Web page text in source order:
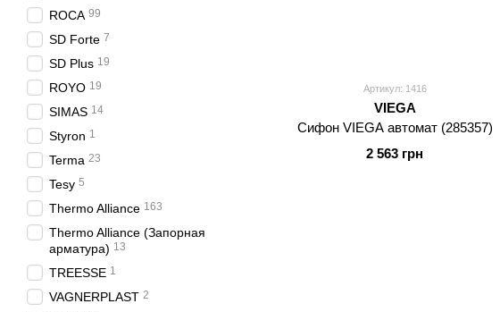
Артикул: 1416
VIEGA
Сифон VIEGA автомат (285357)
2 563 грн
ROCA 99
SD Forte 7
SD Plus 19
ROYO 19
SIMAS 14
Styron 1
Terma 23
Tesy 5
Thermo Alliance 163
Thermo Alliance (Запорная
арматура) 13
TREESSE 1
VAGNERPLAST 2